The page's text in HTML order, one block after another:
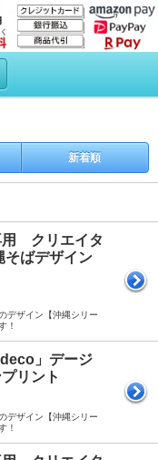
新着順
用 クリエイタ
ばデザイン
デザイン【沖縄シリー
！
」デージ
リント
デザイン【沖縄シリー
！